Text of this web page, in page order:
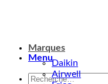
Marques
Daikin
Airwell